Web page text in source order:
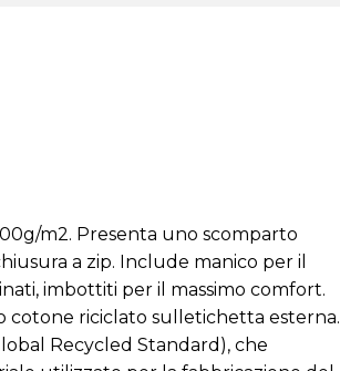
m2. Presenta uno scomparto
a zip. Include manico per il
imbottiti per il massimo comfort.
cotone riciclato sulletichetta esterna.
Recycled Standard), che